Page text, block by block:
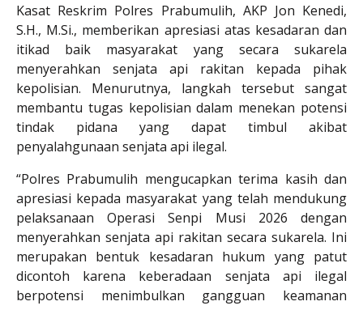
Kasat Reskrim Polres Prabumulih, AKP Jon Kenedi,
S.H., M.Si., memberikan apresiasi atas kesadaran dan
itikad baik masyarakat yang secara sukarela
menyerahkan senjata api rakitan kepada pihak
kepolisian. Menurutnya, langkah tersebut sangat
membantu tugas kepolisian dalam menekan potensi
tindak pidana yang dapat timbul akibat
penyalahgunaan senjata api ilegal.
“Polres Prabumulih mengucapkan terima kasih dan
apresiasi kepada masyarakat yang telah mendukung
pelaksanaan Operasi Senpi Musi 2026 dengan
menyerahkan senjata api rakitan secara sukarela. Ini
merupakan bentuk kesadaran hukum yang patut
dicontoh karena keberadaan senjata api ilegal
berpotensi menimbulkan gangguan keamanan